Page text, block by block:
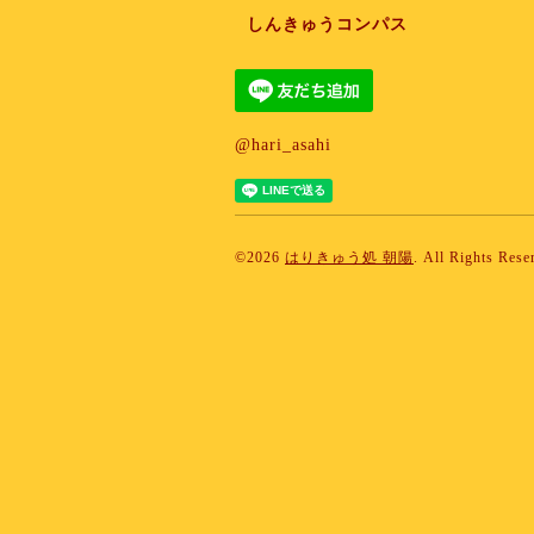
しんきゅうコンパス
@hari_asahi
©2026 はりきゅう処 朝陽. All Rights